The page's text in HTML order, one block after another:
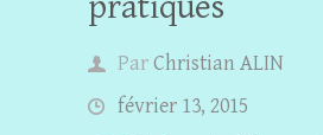
ParChristian ALIN
février 13, 2015